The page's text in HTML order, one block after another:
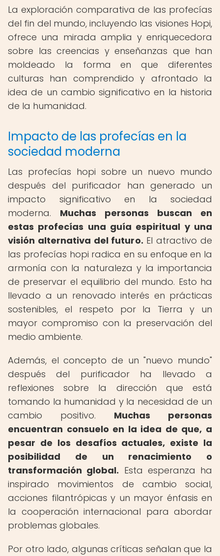
La exploración comparativa de las profecías
del fin del mundo, incluyendo las visiones Hopi,
ofrece una mirada amplia y enriquecedora
sobre las creencias y enseñanzas que han
moldeado la forma en que diferentes
culturas han comprendido y afrontado la
idea de un cambio significativo en la historia
de la humanidad.
Impacto de las profecías en la
sociedad moderna
Las profecías hopi sobre un nuevo mundo
después del purificador han generado un
impacto significativo en la sociedad
moderna. Muchas personas buscan en
estas profecías una guía espiritual y una
visión alternativa del futuro. El atractivo de
las profecías hopi radica en su enfoque en la
armonía con la naturaleza y la importancia
de preservar el equilibrio del mundo. Esto ha
llevado a un renovado interés en prácticas
sostenibles, el respeto por la Tierra y un
mayor compromiso con la preservación del
medio ambiente.
Además, el concepto de un "nuevo mundo"
después del purificador ha llevado a
reflexiones sobre la dirección que está
tomando la humanidad y la necesidad de un
cambio positivo. Muchas personas
encuentran consuelo en la idea de que, a
pesar de los desafíos actuales, existe la
posibilidad de un renacimiento o
transformación global. Esta esperanza ha
inspirado movimientos de cambio social,
acciones filantrópicas y un mayor énfasis en
la cooperación internacional para abordar
problemas globales.
Por otro lado, algunas críticas señalan que la